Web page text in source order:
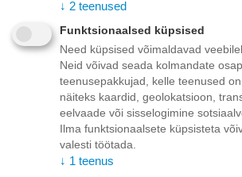
Kirjeldus
Dolvit Cayenne tabletid koertele
tbl. Täiendsööt koertele. Dolvit Cayenne ei
väljaheiteid süüa. Koprofaagia.
↓ 2 teenused
Funktsionaalsed küpsised
Need küpsised võimaldavad
Neid võivad seada kolmandate
teenusepakkujad, kelle teenused
näiteks kaardid, geolokatsioon,
eelvaade või sisselogimine
Ilma funktsionaalsete küpsisteta
valesti töötada.
↓ 1 teenus